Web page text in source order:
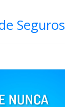
Seguros